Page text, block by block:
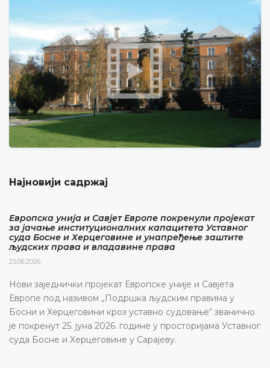
Најновији садржај
Европска унија и Савјет Европе покренули пројекат
за јачање институционалних капацитета Уставног
суда Босне и Херцеговине и унапређење заштите
људских права и владавине права
25.06.2026.
Нови заједнички пројекат Европске уније и Савјета
Европе под називом „Подршка људским правима у
Босни и Херцеговини кроз уставно судовање“ званично
је покренут 25. јуна 2026. године у просторијама Уставног
суда Босне и Херцеговине у Сарајеву.